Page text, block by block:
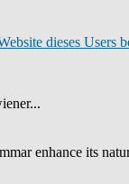
enhance its